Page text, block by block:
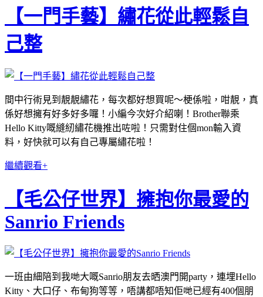
【一門手藝】繡花從此輕鬆自
己整
間中行術見到靚靚繡花，每次都好想買呢～梗係啦，咁靚，真
係好想擁有好多好多囉！小編今次好介紹喇！Brother聯乘
Hello Kitty嘅縫紉繡花機推出咗啦！只需對住個mon輸入資
料，好快就可以有自己專屬繡花啦！
繼續觀看+
【毛公仔世界】擁抱你最愛的
Sanrio Friends
一班由細陪到我哋大嘅Sanrio朋友去晒澳門開party，連埋Hello
Kitty、大口仔、布甸狗等等，唔講都唔知佢哋已經有400個朋